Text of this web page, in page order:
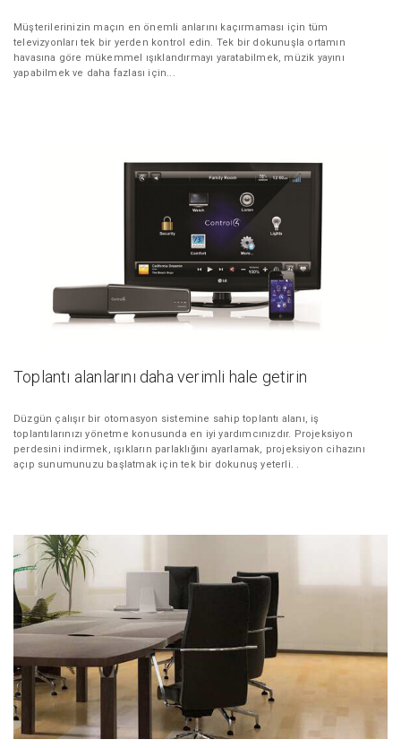
Müşterilerinizin maçın en önemli anlarını kaçırmaması için tüm
televizyonları tek bir yerden kontrol edin. Tek bir dokunuşla ortamın
havasına göre mükemmel ışıklandırmayı yaratabilmek, müzik yayını
yapabilmek ve daha fazlası için...
Toplantı alanlarını daha verimli hale getirin
Düzgün çalışır bir otomasyon sistemine sahip toplantı alanı, iş
toplantılarınızı yönetme konusunda en iyi yardımcınızdır. Projeksiyon
perdesini indirmek, ışıkların parlaklığını ayarlamak, projeksiyon cihazını
açıp sunumunuzu başlatmak için tek bir dokunuş yeterli. .